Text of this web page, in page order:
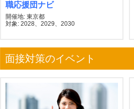
職応援団ナビ
開催地: 東京都
対象: 2028、2029、2030
面接対策のイベント